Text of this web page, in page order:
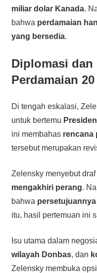
miliar dolar Kanada.
bahwa perdamaian
yang bersedia.
Diplomasi dan
Perdamaian
Di tengah eskalasi,
untuk bertemu
ini membahas rencana
tersebut merupakan
Zelensky menyebut
mengakhiri perang.
bahwa
itu, hasil pertemuan ini
Isu utama dalam
wilayah Donbas, dan
Zelensky membuka opsi